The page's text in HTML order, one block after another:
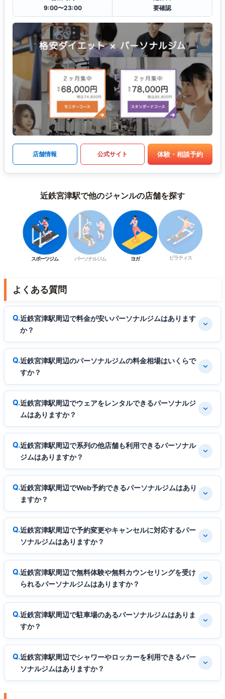
9:00〜23:00
要確認
店舗情報 公式サイト 体験・相談予約
近鉄宮津駅で他のジャンルの店舗を探す
スポーツジム パーソナルジム ヨガ ピラティス
よくある質問
近鉄宮津駅周辺で料金が安いパーソナルジムはあります
か？
近鉄宮津駅周辺のパーソナルジムの料金相場はいくらで
すか？
近鉄宮津駅周辺でウェアをレンタルできるパーソナルジ
ムはありますか？
近鉄宮津駅周辺で系列の他店舗も利用できるパーソナル
ジムはありますか？
近鉄宮津駅周辺でWeb予約できるパーソナルジムはあり
ますか？
近鉄宮津駅周辺で予約変更やキャンセルに対応するパー
ソナルジムはありますか？
近鉄宮津駅周辺で無料体験や無料カウンセリングを受け
られるパーソナルジムはありますか？
近鉄宮津駅周辺で駐車場のあるパーソナルジムはありま
すか？
近鉄宮津駅周辺でシャワーやロッカーを利用できるパー
ソナルジムはありますか？